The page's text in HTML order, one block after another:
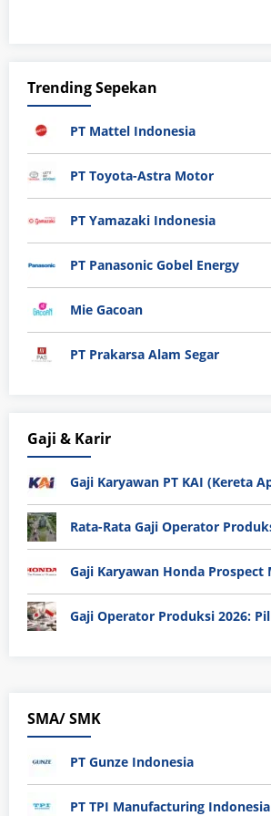
Trending Sepekan
PT Mattel Indonesia
PT Toyota-Astra Motor
PT Yamazaki Indonesia
PT Panasonic Gobel Energy
Mie Gacoan
PT Prakarsa Alam Segar
Gaji & Karir
SMA/ SMK
PT Gunze Indonesia
PT TPI Manufacturing Indonesia